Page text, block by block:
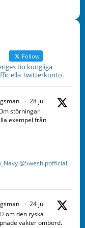
Follow
tio kungliga
Twitterkonto.
· 28 jul
störningar i
exempel från
@Sweshipofficial
· 24 jul
om den ryska
vakter ombord.